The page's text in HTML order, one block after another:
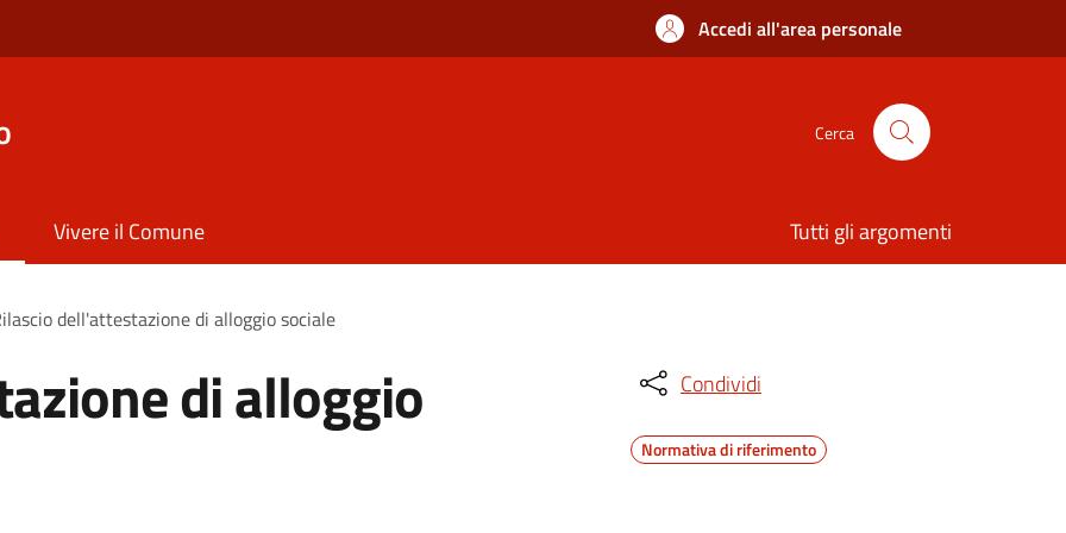
Accedi all'area personale
Cerca
Vivere il Comune Tutti gli argomenti
dell'attestazione di alloggio sociale
di alloggio Condividi
Normativa di riferimento